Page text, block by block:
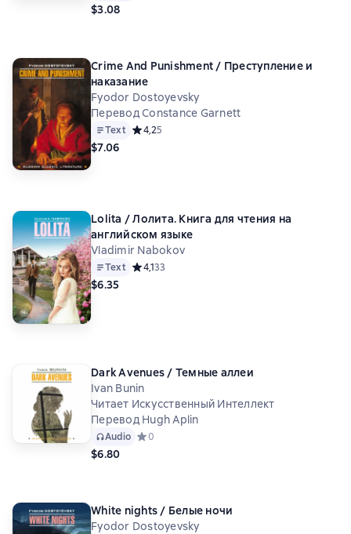
$3.08
Crime And Punishment / Преступление и
наказание
Fyodor Dostoyevsky
Перевод Constance Garnett
Text Средний рейтинг 4,2 на основе 5 оценок
4,25
$7.06
Lolita / Лолита. Книга для чтения на
английском языке
Vladimir Nabokov
Text Средний рейтинг 4,1 на основе 33 оценок
4,133
$6.35
Dark Avenues / Темные аллеи
Ivan Bunin
Читает Искусственный Интеллект
Перевод Hugh Aplin
Audio Средний рейтинг 0 на основе 0 оценок
0
$6.80
White nights / Белые ночи
Fyodor Dostoyevsky